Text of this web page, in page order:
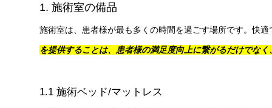
1. 施術室の備品
施術室は、患者様が最も多くの時間を過ごす場所です。快
を提供することは、患者様の満足度向上に繋がるだけでな
1.1 施術ベッド/マットレス